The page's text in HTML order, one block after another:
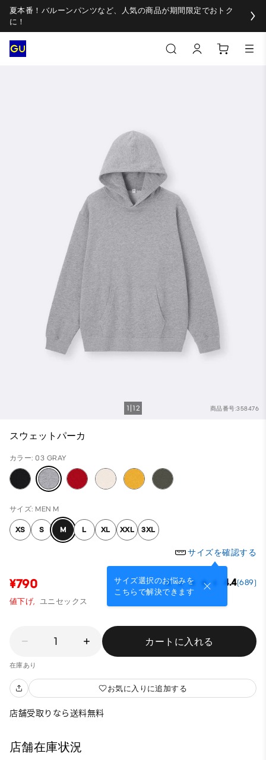
夏本番！バルーンパンツなど、人気の商品が期間限定でおトク
に！
商品番号:358476
1 12
スウェットパーカ
カラー: 03 GRAY
サイズ: MEN M
XS S M L XL XXL 3XL
サイズを確認する
サイズ選択のお悩みを
こちらで解決できます
¥790 4.4(689)
値下げ, ユニセックス
1 カートに入れる
在庫あり
お気に入りに追加する
店舗受取りなら送料無料
店舗在庫状況